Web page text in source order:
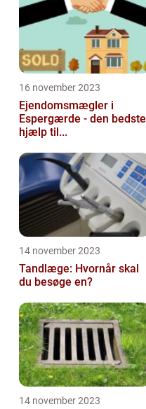
16 november 2023
Ejendomsmægler i
Espergærde - den bedste
hjælp til...
14 november 2023
Tandlæge: Hvornår skal
du besøge en?
14 november 2023